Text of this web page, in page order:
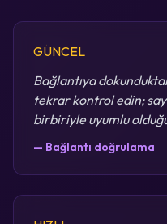
GÜNCEL
Bağlantıya
tekrar kontrol edin;
birbiriyle uyumlu
— Bağlantı doğrulama